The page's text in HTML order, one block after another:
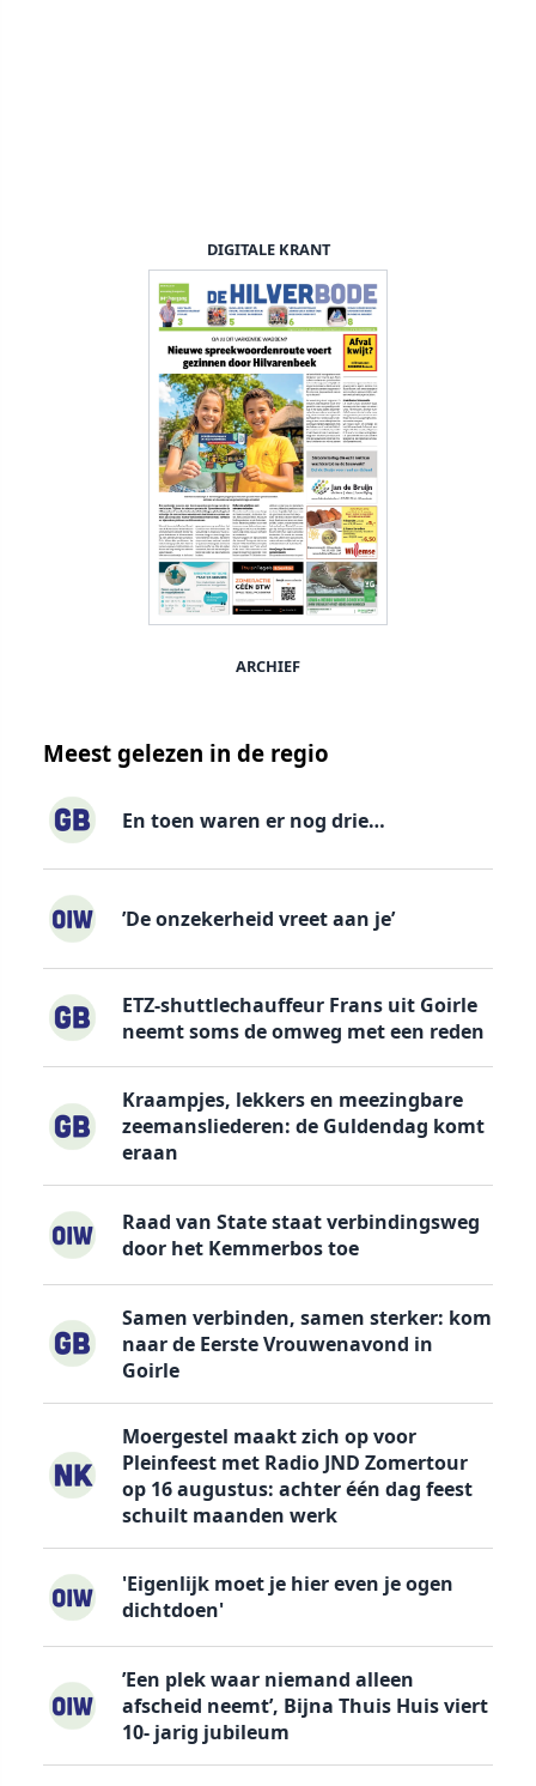
DIGITALE KRANT
ARCHIEF
Meest gelezen in de regio
En toen waren er nog drie…
’De onzekerheid vreet aan je’
ETZ-shuttlechauffeur Frans uit Goirle
neemt soms de omweg met een reden
Kraampjes, lekkers en meezingbare
zeemansliederen: de Guldendag komt
eraan
Raad van State staat verbindingsweg
door het Kemmerbos toe
Samen verbinden, samen sterker: kom
naar de Eerste Vrouwenavond in
Goirle
Moergestel maakt zich op voor
Pleinfeest met Radio JND Zomertour
op 16 augustus: achter één dag feest
schuilt maanden werk
'Eigenlijk moet je hier even je ogen
dichtdoen'
’Een plek waar niemand alleen
afscheid neemt’, Bijna Thuis Huis viert
10- jarig jubileum